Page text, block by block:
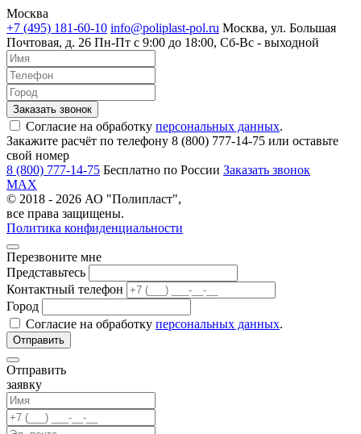
Москва
+7 (495) 181-60-10 info@poliplast-pol.ru Москва, ул. Большая
Почтовая, д. 26 Пн-Пт c 9:00 до 18:00, Сб-Вс - выходной
Согласие на обработку персональных данных.
Закажите расчёт по телефону 8 (800) 777-14-75 или оставьте
свой номер
8 (800) 777-14-75 Бесплатно по России Заказать звонок
MAX
© 2018 - 2026 АО "Полипласт",
все права защищены.
Политика конфиденциальности
Перезвоните мне
Представьтесь
Контактный телефон
Город
Согласие на обработку персональных данных.
Отправить
заявку